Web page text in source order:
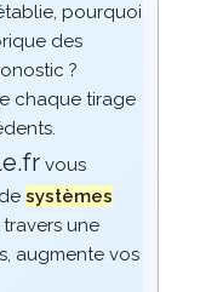
pourquoi
des
?
chaque tirage
vous
systèmes
travers une
augmente vos